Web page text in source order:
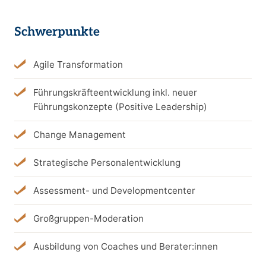
Schwerpunkte
Agile Transformation
Führungskräfteentwicklung inkl. neuer
Führungskonzepte (Positive Leadership)
Change Management
Strategische Personalentwicklung
Assessment- und Developmentcenter
Großgruppen-Moderation
Ausbildung von Coaches und Berater:innen